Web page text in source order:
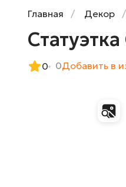
Главная Декор
0 0Добавить в